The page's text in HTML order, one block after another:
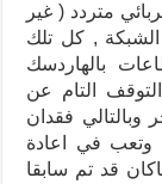
متردد ( غير
, كل تلك
بالهاردسك
التام عن
وبالتالي فقدان
وتعب في اعادة
قد تم سابقا